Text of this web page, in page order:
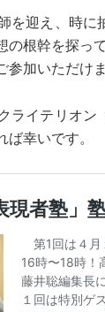
を迎え、時に
根幹を探っ
参加いただけ
ライテリオン
ば幸いです。